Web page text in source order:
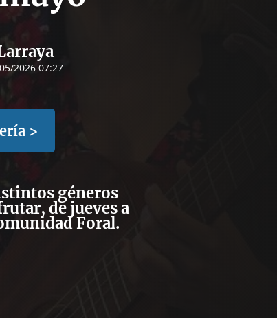
2026 07:27
>
géneros
de jueves a
Foral.